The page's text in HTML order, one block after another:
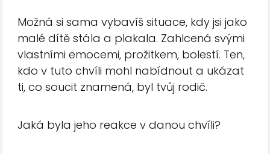
Možná si sama vybavíš situace, kdy jsi jako
malé dítě stála a plakala. Zahlcená svými
vlastními emocemi, prožitkem, bolestí. Ten,
kdo v tuto chvíli mohl nabídnout a ukázat
ti, co soucit znamená, byl tvůj rodič.
Jaká byla jeho reakce v danou chvíli?